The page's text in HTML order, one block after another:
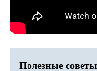
Полезные советы